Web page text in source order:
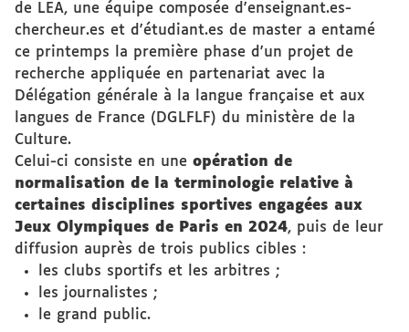
de LEA, une équipe composée d'enseignant.es-
chercheur.es et d'étudiant.es de master a entamé
ce printemps la première phase d'un projet de
recherche appliquée en partenariat avec la
Délégation générale à la langue française et aux
langues de France (DGLFLF) du ministère de la
Culture.
Celui-ci consiste en une opération de
normalisation de la terminologie relative à
certaines disciplines sportives engagées aux
Jeux Olympiques de Paris en 2024, puis de leur
diffusion auprès de trois publics cibles :
les clubs sportifs et les arbitres ;
les journalistes ;
le grand public.